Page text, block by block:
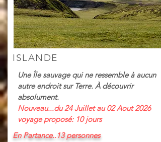
ISLANDE
Une Île sauvage qui ne ressemble à aucun
autre endroit sur Terre. À découvrir
absolument.
Nouveau...du 24 Juillet au 02 Aout 2026
voyage proposé: 10 jours
En Partance..13 personnes